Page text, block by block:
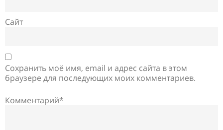
Сайт
Сохранить моё имя, email и адрес сайта в этом
браузере для последующих моих комментариев.
Комментарий*